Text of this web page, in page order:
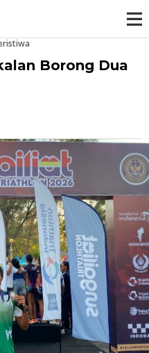
u
Borong Dua